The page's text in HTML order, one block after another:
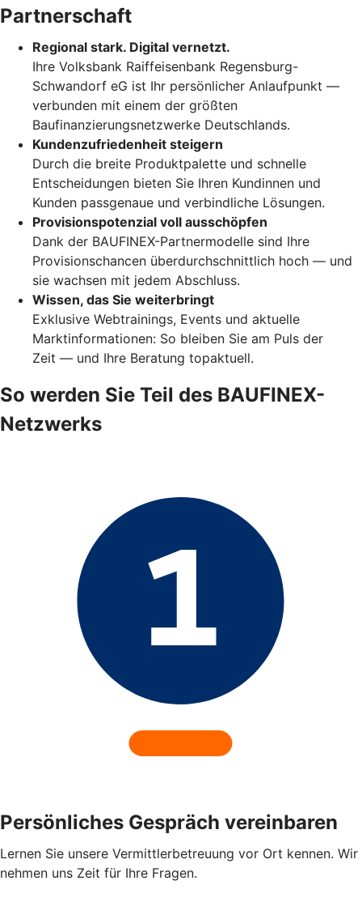
Partnerschaft
Regional stark. Digital vernetzt.
Ihre Volksbank Raiffeisenbank Regensburg-
Schwandorf eG ist Ihr persönlicher Anlaufpunkt —
verbunden mit einem der größten
Baufinanzierungsnetzwerke Deutschlands.
Kundenzufriedenheit steigern
Durch die breite Produktpalette und schnelle
Entscheidungen bieten Sie Ihren Kundinnen und
Kunden passgenaue und verbindliche Lösungen.
Provisionspotenzial voll ausschöpfen
Dank der BAUFINEX-Partnermodelle sind Ihre
Provisionschancen überdurchschnittlich hoch — und
sie wachsen mit jedem Abschluss.
Wissen, das Sie weiterbringt
Exklusive Webtrainings, Events und aktuelle
Marktinformationen: So bleiben Sie am Puls der
Zeit — und Ihre Beratung topaktuell.
So werden Sie Teil des BAUFINEX-
Netzwerks
Persönliches Gespräch vereinbaren
Lernen Sie unsere Vermittlerbetreuung vor Ort kennen. Wir
nehmen uns Zeit für Ihre Fragen.